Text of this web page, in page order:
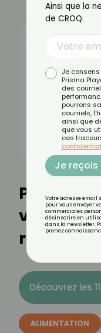
Poireaux
valeurs
recettes
Découvrez les
ALIMENTATION
Ainsi que la
de CROQ.
Je
Prisma
des
pourrons
courriels,
ainsi que
que vous
ces
Je
Votre adresse email
pour vous envoyer
commerciales
désinscrire en
dans la newsletter.
prenez